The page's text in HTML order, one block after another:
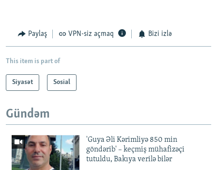
Paylaş VPN-siz açmaq Bizi izlə
This item is part of
Siyasət Sosial
Gündəm
'Guya Əli Kərimliyə 850 min
göndərib' – keçmiş mühafizəçi
tutuldu, Bakıya verilə bilər